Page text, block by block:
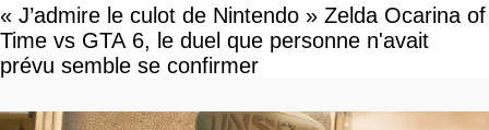
« J’admire le culot de Nintendo » Zelda Ocarina of
Time vs GTA 6, le duel que personne n'avait
prévu semble se confirmer